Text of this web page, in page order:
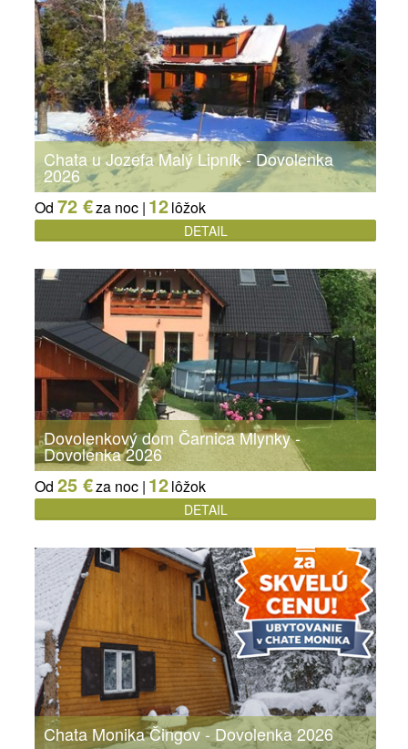
Chata u Jozefa Malý Lipník - Dovolenka
2026
Od 72 €za noc | 12lôžok
DETAIL
Dovolenkový dom Čarnica Mlynky -
Dovolenka 2026
Od 25 €za noc | 12lôžok
DETAIL
Chata Monika Čingov - Dovolenka 2026